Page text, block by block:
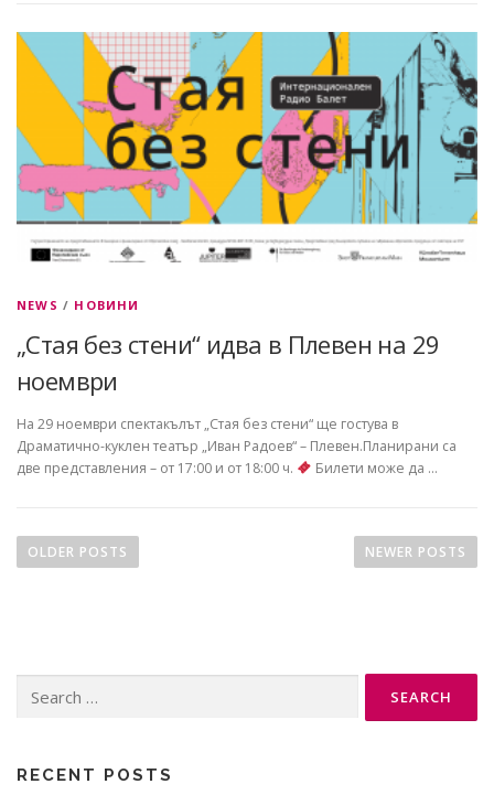
NEWS / НОВИНИ
„Стая без стени“ идва в Плевен на 29
ноември
На 29 ноември спектакълът „Стая без стени“ ще гостува в
Драматично-куклен театър „Иван Радоев“ – Плевен.Планирани са
две представления – от 17:00 и от 18:00 ч.
Билети може да …
o
g
OLDER POSTS NEWER POSTS
for:
RECENT POSTS